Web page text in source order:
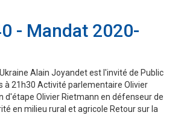
- Mandat 2020-
Alain Joyandet est l'invité de Public
à 21h30 Activité parlementaire Olivier
d'étape Olivier Rietmann en défenseur de
en milieu rural et agricole Retour sur la